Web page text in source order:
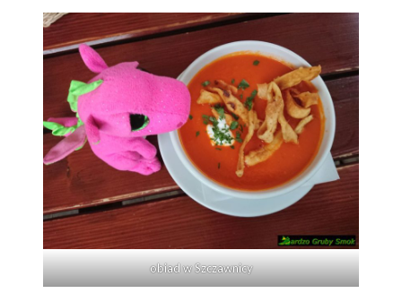
obiad w Szczawnicy